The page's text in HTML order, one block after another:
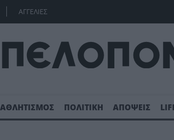
ΑΓΓΕΛΙΕΣ
ΑΘΛΗΤΙΣΜΟΣ ΠΟΛΙΤΙΚΗ ΑΠΟΨΕΙΣ